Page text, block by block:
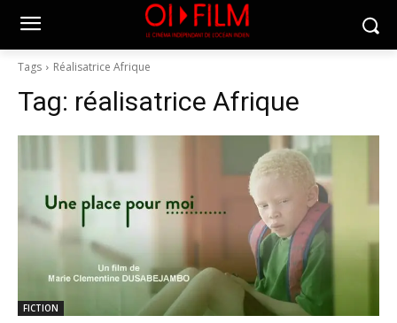
Tags Réalisatrice Afrique
Tag: réalisatrice Afrique
FICTION